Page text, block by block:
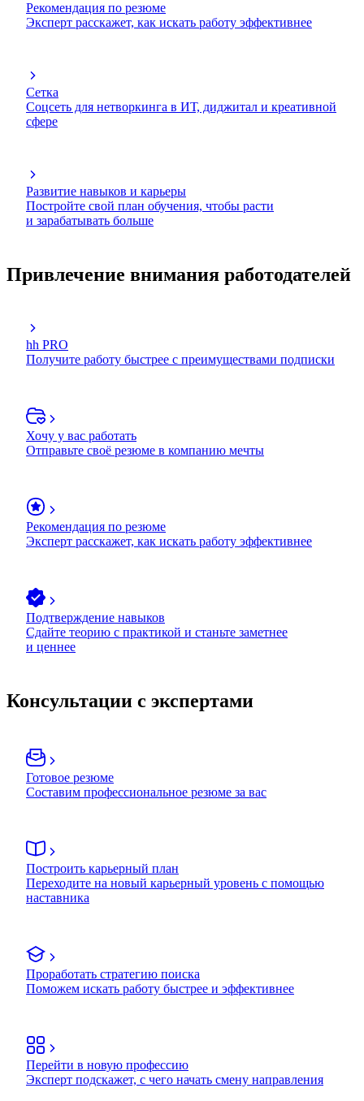
Рекомендация по резюме
Эксперт расскажет, как искать работу эффективнее
Сетка
Соцсеть для нетворкинга в ИТ, диджитал и креативной
сфере
Развитие навыков и карьеры
Постройте свой план обучения, чтобы расти
и зарабатывать больше
Привлечение внимания работодателей
hh PRO
Получите работу быстрее с преимуществами подписки
Хочу у вас работать
Отправьте своё резюме в компанию мечты
Рекомендация по резюме
Эксперт расскажет, как искать работу эффективнее
Подтверждение навыков
Сдайте теорию с практикой и станьте заметнее
и ценнее
Консультации с экспертами
Готовое резюме
Составим профессиональное резюме за вас
Построить карьерный план
Переходите на новый карьерный уровень с помощью
наставника
Проработать стратегию поиска
Поможем искать работу быстрее и эффективнее
Перейти в новую профессию
Эксперт подскажет, с чего начать смену направления